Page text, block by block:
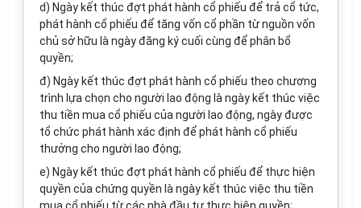
d) Ngày kết thúc đợt phát hành cổ phiếu để trả cổ tức,
phát hành cổ phiếu để tăng vốn cổ phần từ nguồn vốn
chủ sở hữu là ngày đăng ký cuối cùng để phân bổ
quyền;
đ) Ngày kết thúc đợt phát hành cổ phiếu theo chương
trình lựa chọn cho người lao động là ngày kết thúc việc
thu tiền mua cổ phiếu của người lao động, ngày được
tổ chức phát hành xác định để phát hành cổ phiếu
thưởng cho người lao động;
e) Ngày kết thúc đợt phát hành cổ phiếu để thực hiện
quyền của chứng quyền là ngày kết thúc việc thu tiền